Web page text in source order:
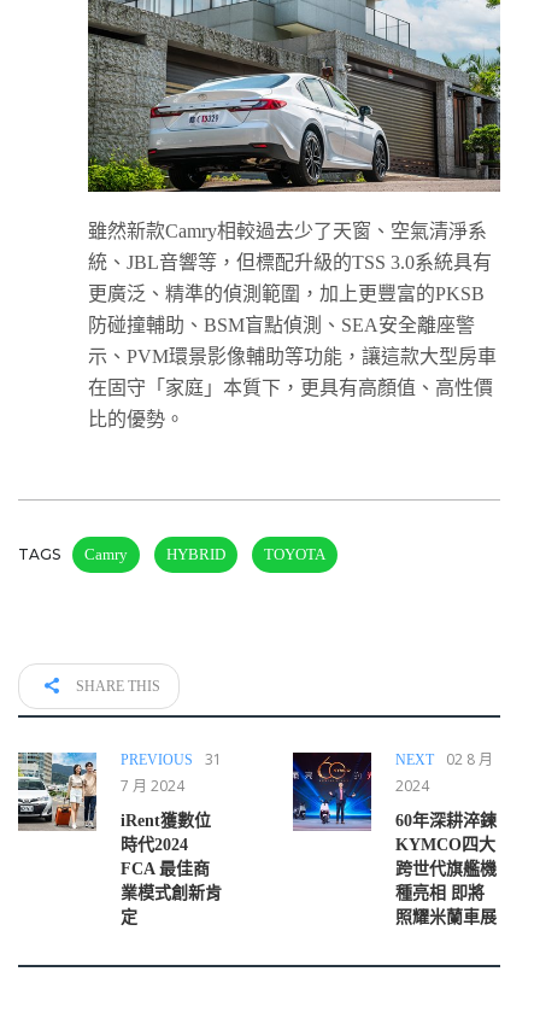
雖然新款Camry相較過去少了天窗、空氣清淨系
統、JBL音響等，但標配升級的TSS 3.0系統具有
更廣泛、精準的偵測範圍，加上更豐富的PKSB
防碰撞輔助、BSM盲點偵測、SEA安全離座警
示、PVM環景影像輔助等功能，讓這款大型房車
在固守「家庭」本質下，更具有高顏值、高性價
比的優勢。
TAGS Camry HYBRID TOYOTA
SHARE THIS
PREVIOUS
31
7 月 2024
iRent獲數位
時代2024
FCA 最佳商
業模式創新肯
定
NEXT
02 8 月
2024
60年深耕淬鍊
KYMCO四大
跨世代旗艦機
種亮相 即將
照耀米蘭車展